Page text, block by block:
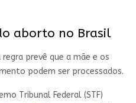
aborto no Brasil
prevê que a mãe e os
podem ser processados.
Tribunal Federal (STF)